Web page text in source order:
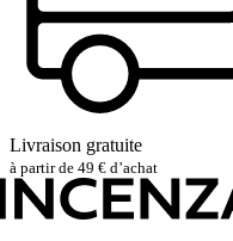
Livraison gratuite
à partir de 49 € d’achat